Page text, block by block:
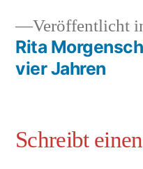
Veröffentlicht
Rita
vier Jahren